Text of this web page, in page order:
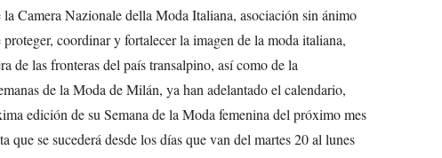
la Camera Nazionale della Moda Italiana, asociación sin ánimo
coordinar y fortalecer la imagen de la moda italiana,
de las fronteras del país transalpino, así como de la
de la Moda de Milán, ya han adelantado el calendario,
edición de su Semana de la Moda femenina del próximo mes
que se sucederá desde los días que van del martes 20 al lunes